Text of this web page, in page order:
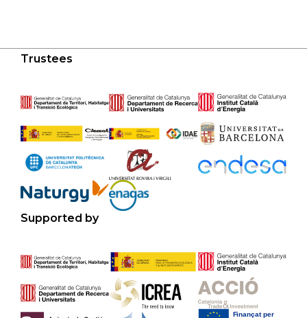
Trustees
Supported by